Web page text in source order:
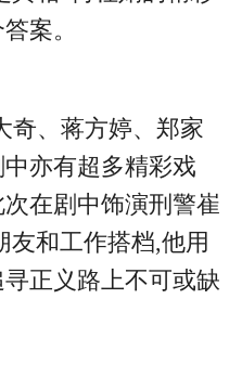
案。
奇、蒋方婷、郑家
亦有超多精彩戏
在剧中饰演刑警崔
友和工作搭档,他用
正义路上不可或缺